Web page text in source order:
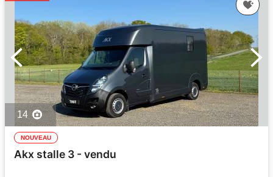
14
NOUVEAU
Akx stalle 3 - vendu